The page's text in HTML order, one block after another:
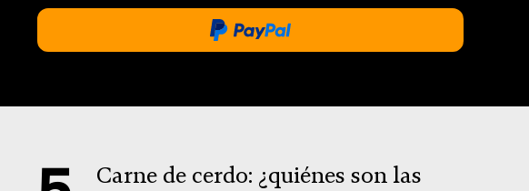
abre
en
Done
de
Carne de cerdo: ¿quiénes son las